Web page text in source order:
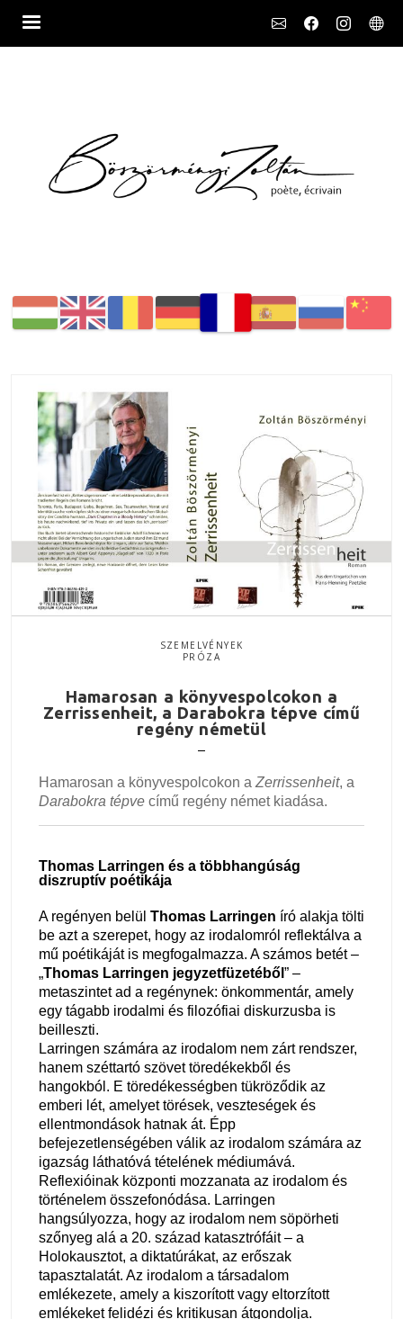
SZEMELVÉNYEK
PRÓZA
Hamarosan a könyvespolcokon a
Zerrissenheit, a Darabokra tépve című
regény németül
Hamarosan a könyvespolcokon aZerrissenheit, a
Darabokra tépve című regény német kiadása.
Thomas Larringen és a többhangúság
diszruptív poétikája
A regényen belül Thomas Larringen író alakja tölti
be azt a szerepet, hogy az irodalomról reflektálva a
mű poétikáját is megfogalmazza. A számos betét –
„Thomas Larringen jegyzetfüzetéből ” –
metaszintet ad a regénynek: önkommentár, amely
egy tágabb irodalmi és filozófiai diskurzusba is
beilleszti.
Larringen számára az irodalom nem zárt rendszer,
hanem széttartó szövet töredékekből és
hangokból. E töredékességben tükröződik az
emberi lét, amelyet törések, veszteségek és
ellentmondások hatnak át. Épp
befejezetlenségében válik az irodalom számára az
igazság láthatóvá tételének médiumává.
Reflexióinak központi mozzanata az irodalom és
történelem összefonódása. Larringen
hangsúlyozza, hogy az irodalom nem söpörheti
szőnyeg alá a 20. század katasztrófáit – a
Holokausztot, a diktatúrákat, az erőszak
tapasztalatát. Az irodalom a társadalom
emlékezete, amely a kiszorított vagy eltorzított
emlékeket felidézi és kritikusan átgondolja.